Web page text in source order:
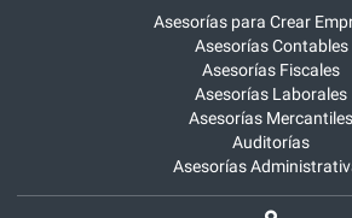
Asesorías para Crear
Asesorías Contables
Asesorías Fiscales
Asesorías Laborales
Asesorías Mercantiles
Auditorías
Asesorías